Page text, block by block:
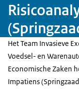
Het Team Invasieve
Voedsel- en
Economische Zaken
Impatiens